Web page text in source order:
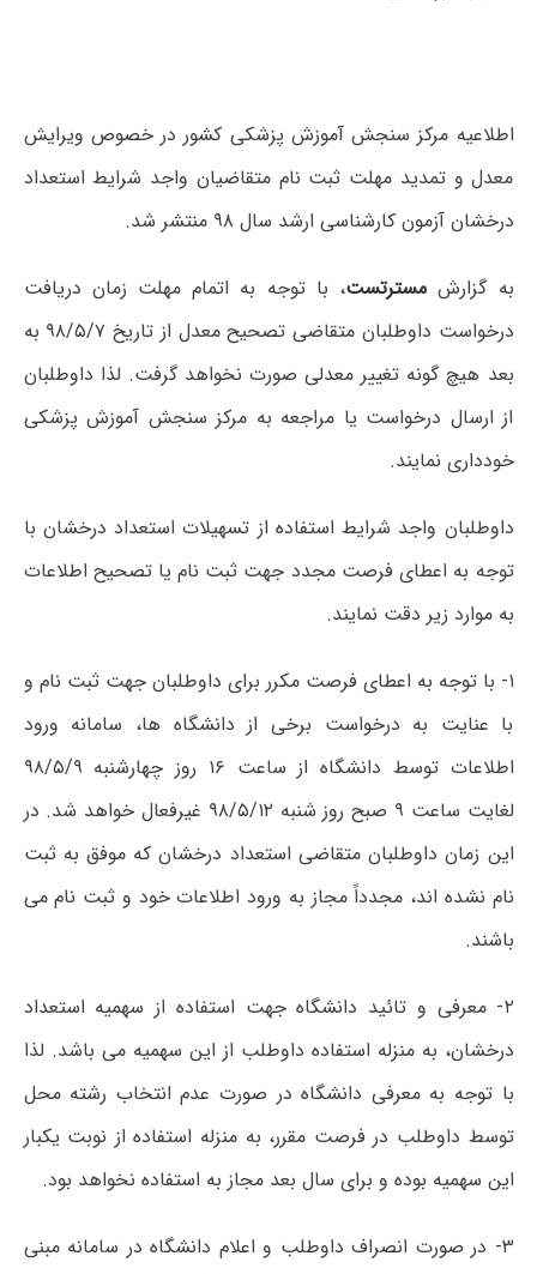
اطلاعیه مرکز سنجش آموزش پزشکی کشور در خصوص ویرایش
معدل و تمدید مهلت ثبت نام متقاضیان واجد شرایط استعداد
درخشان آزمون کارشناسی ارشد سال ۹۸ منتشر شد.
به گزارش مسترتست، با توجه به اتمام مھلت زمان دریافت
درخواست داوطلبان متقاضی تصحیح معدل از تاریخ ۹۸/۵/۷ به
بعد ھیچ گونه تغییر معدلی صورت نخواھد گرفت. لذا داوطلبان
از ارسال درخواست یا مراجعه به مرکز سنجش آموزش پزشکی
خودداری نمایند.
داوطلبان واجد شرایط استفاده از تسھیلات استعداد درخشان با
توجه به اعطای فرصت مجدد جھت ثبت نام یا تصحیح اطلاعات
به موارد زیر دقت نمایند.
۱- با توجه به اعطای فرصت مکرر برای داوطلبان جھت ثبت نام و
با عنایت به درخواست برخی از دانشگاه ها، سامانه ورود
اطلاعات توسط دانشگاه از ساعت ۱۶ روز چھارشنبه ۹۸/۵/۹
لغایت ساعت ۹ صبح روز شنبه ۹۸/۵/۱۲ غیرفعال خواھد شد. در
این زمان داوطلبان متقاضی استعداد درخشان که موفق به ثبت
نام نشده اند، مجدداً مجاز به ورود اطلاعات خود و ثبت نام می
باشند.
۲- معرفی و تائید دانشگاه جھت استفاده از سھمیه استعداد
درخشان، به منزله استفاده داوطلب از این سھمیه می باشد. لذا
با توجه به معرفی دانشگاه در صورت عدم انتخاب رشته محل
توسط داوطلب در فرصت مقرر، به منزله استفاده از نوبت یکبار
این سھمیه بوده و برای سال بعد مجاز به استفاده نخواھد بود.
۳- در صورت انصراف داوطلب و اعلام دانشگاه در سامانه مبنی